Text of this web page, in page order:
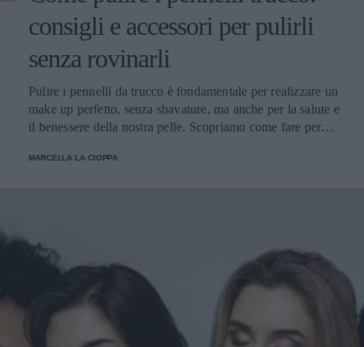
consigli e accessori per pulirli
senza rovinarli
Pulire i pennelli da trucco è fondamentale per realizzare un
make up perfetto, senza sbavature, ma anche per la salute e
il benessere della nostra pelle. Scopriamo come fare per
MARCELLA LA CIOPPA